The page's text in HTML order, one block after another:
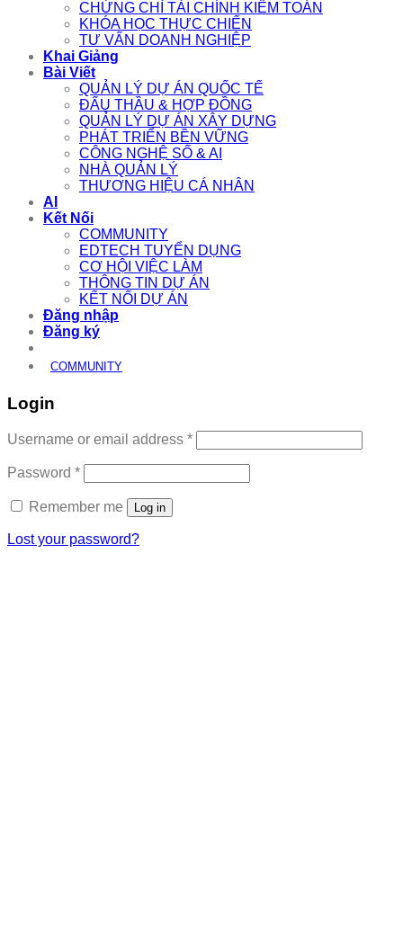
CHỨNG CHỈ TÀI CHÍNH KIỂM TOÁN
KHÓA HỌC THỰC CHIẾN
TƯ VẤN DOANH NGHIỆP
Khai Giảng
Bài Viết
QUẢN LÝ DỰ ÁN QUỐC TẾ
ĐẤU THẦU & HỢP ĐỒNG
QUẢN LÝ DỰ ÁN XÂY DỰNG
PHÁT TRIỂN BỀN VỮNG
CÔNG NGHỆ SỐ & AI
NHÀ QUẢN LÝ
THƯƠNG HIỆU CÁ NHÂN
AI
Kết Nối
COMMUNITY
EDTECH TUYỂN DỤNG
CƠ HỘI VIỆC LÀM
THÔNG TIN DỰ ÁN
KẾT NỐI DỰ ÁN
Đăng nhập
Đăng ký
COMMUNITY
Login
Username or email address *Required
Password *Required
Remember me Log in
Lost your password?